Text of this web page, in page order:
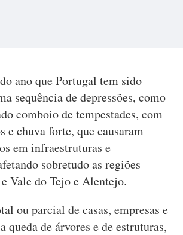
ano que Portugal tem sido
sequência de depressões, como
comboio de tempestades, com
e chuva forte, que causaram
em infraestruturas e
sobretudo as regiões
Vale do Tejo e Alentejo.
ou parcial de casas, empresas e
queda de árvores e de estruturas,